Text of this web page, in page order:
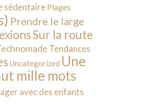
sédentaire Plages
Prendre le large
Sur la route
Tendances
Uncategorized Une
mille mots
avec des enfants